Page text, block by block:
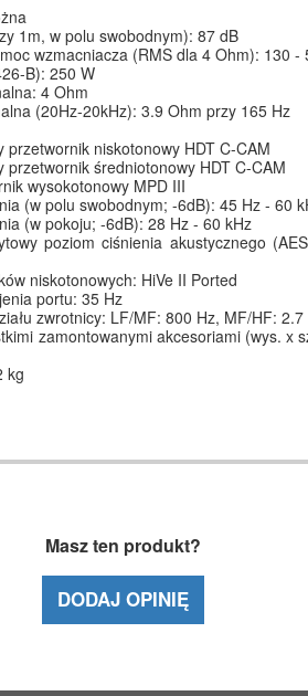
1m, w polu swobodnym): 87 dB
wzmacniacza (RMS dla 4 Ohm): 130 -
B): 250 W​
4 Ohm
(20Hz-20kHz): 3.9 Ohm przy 165 Hz
przetwornik niskotonowy HDT C-CAM
przetwornik średniotonowy HDT C-CAM
wysokotonowy MPD III
(w polu swobodnym; -6dB): 45 Hz - 60
(w pokoju; -6dB): 28 Hz - 60 kHz
poziom ciśnienia akustycznego
niskotonowych: HiVe II Ported
portu: 35 Hz
zwrotnicy: LF/MF: 800 Hz, MF/HF: 2.7
zamontowanymi akcesoriami (wys. x
kg
Masz ten produkt?
DODAJ OPINIĘ